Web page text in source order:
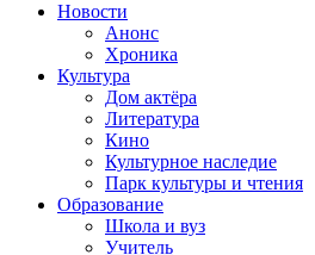
Новости
Анонс
Хроника
Культура
Дом актёра
Литература
Кино
Культурное наследие
Парк культуры и чтения
Образование
Школа и вуз
Учитель